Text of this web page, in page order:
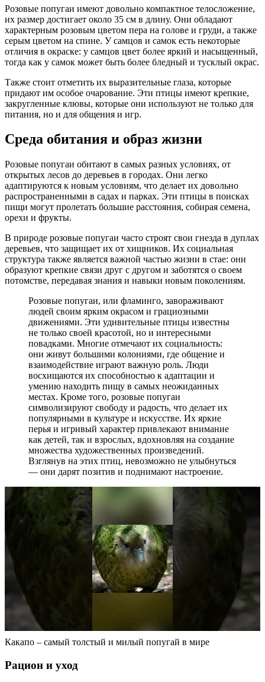
Розовые попугаи имеют довольно компактное телосложение,
их размер достигает около 35 см в длину. Они обладают
характерным розовым цветом пера на голове и груди, а также
серым цветом на спине. У самцов и самок есть некоторые
отличия в окраске: у самцов цвет более яркий и насыщенный,
тогда как у самок может быть более бледный и тусклый окрас.
Также стоит отметить их выразительные глаза, которые
придают им особое очарование. Эти птицы имеют крепкие,
закругленные клювы, которые они используют не только для
питания, но и для общения и игр.
Среда обитания и образ жизни
Розовые попугаи обитают в самых разных условиях, от
открытых лесов до деревьев в городах. Они легко
адаптируются к новым условиям, что делает их довольно
распространенными в садах и парках. Эти птицы в поисках
пищи могут пролетать большие расстояния, собирая семена,
орехи и фрукты.
В природе розовые попугаи часто строят свои гнезда в дуплах
деревьев, что защищает их от хищников. Их социальная
структура также является важной частью жизни в стае: они
образуют крепкие связи друг с другом и заботятся о своем
потомстве, передавая знания и навыки новым поколениям.
Розовые попугаи, или фламинго, завораживают
людей своим ярким окрасом и грациозными
движениями. Эти удивительные птицы известны
не только своей красотой, но и интересными
повадками. Многие отмечают их социальность:
они живут большими колониями, где общение и
взаимодействие играют важную роль. Люди
восхищаются их способностью к адаптации и
умению находить пищу в самых неожиданных
местах. Кроме того, розовые попугаи
символизируют свободу и радость, что делает их
популярными в культуре и искусстве. Их яркие
перья и игривый характер привлекают внимание
как детей, так и взрослых, вдохновляя на создание
множества художественных произведений.
Взглянув на этих птиц, невозможно не улыбнуться
— они дарят позитив и поднимают настроение.
Какапо – самый толстый и милый попугай в мире
Рацион и уход